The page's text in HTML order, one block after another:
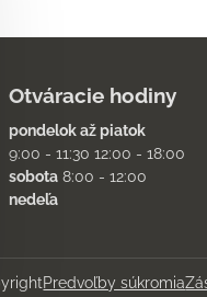
Otváracie hodiny
pondelok až piatok
9:00 - 11:30 12:00 - 18:00
sobota8:00 - 12:00
nedeľa
Predvoľby súkromia